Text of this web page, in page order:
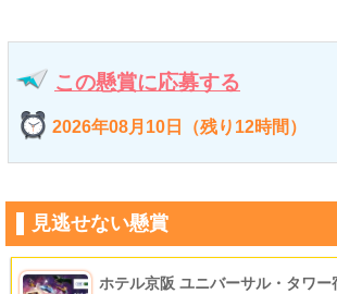
この懸賞に応募する
2026年08月10日（残り12時間）
見逃せない懸賞
ホテル京阪 ユニバーサル・タワー